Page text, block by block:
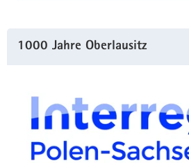
1000 Jahre Oberlausitz